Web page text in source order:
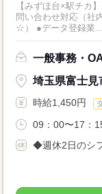
【みずほ台×駅チカ
問い合わせ対応（社
☆） ●データ登録業...
一般事務・
埼玉県富士見
時給1,450円
09：00〜17：
◆週休2日のシ